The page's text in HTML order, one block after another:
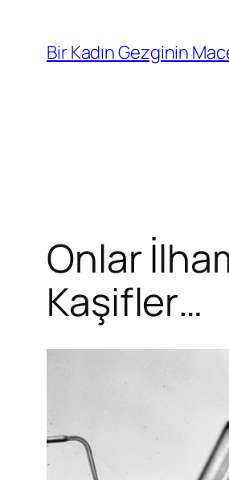
Bir Kadın Gezginin
Onlar
Kaşifler…